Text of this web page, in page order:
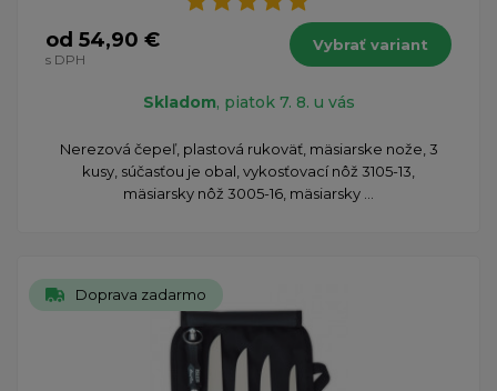
od 54,90 €
s DPH
Vybrať variant
Skladom, piatok 7. 8. u vás
Nerezová čepeľ, plastová rukoväť, mäsiarske nože, 3
kusy, súčasťou je obal, vykosťovací nôž 3105-13,
mäsiarsky nôž 3005-16, mäsiarsky ...
Doprava zadarmo